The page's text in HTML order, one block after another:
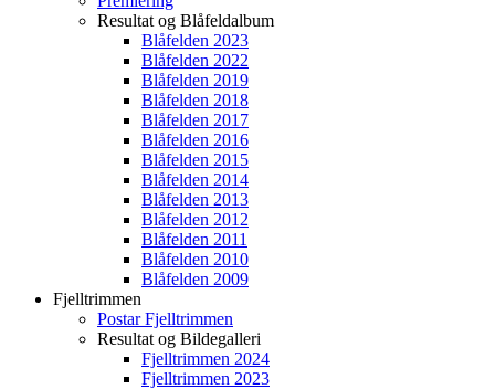
Resultat og Blåfeldalbum
Blåfelden 2023
Blåfelden 2022
Blåfelden 2019
Blåfelden 2018
Blåfelden 2017
Blåfelden 2016
Blåfelden 2015
Blåfelden 2014
Blåfelden 2013
Blåfelden 2012
Blåfelden 2011
Blåfelden 2010
Blåfelden 2009
Fjelltrimmen
Postar Fjelltrimmen
Resultat og Bildegalleri
Fjelltrimmen 2024
Fjelltrimmen 2023